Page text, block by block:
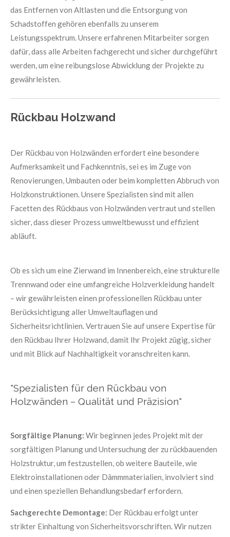
das Entfernen von Altlasten und die Entsorgung von
Schadstoffen gehören ebenfalls zu unserem
Leistungsspektrum. Unsere erfahrenen Mitarbeiter sorgen
dafür, dass alle Arbeiten fachgerecht und sicher durchgeführt
werden, um eine reibungslose Abwicklung der Projekte zu
gewährleisten.
Rückbau Holzwand
Der Rückbau von Holzwänden erfordert eine besondere
Aufmerksamkeit und Fachkenntnis, sei es im Zuge von
Renovierungen, Umbauten oder beim kompletten Abbruch von
Holzkonstruktionen. Unsere Spezialisten sind mit allen
Facetten des Rückbaus von Holzwänden vertraut und stellen
sicher, dass dieser Prozess umweltbewusst und effizient
abläuft.
Ob es sich um eine Zierwand im Innenbereich, eine strukturelle
Trennwand oder eine umfangreiche Holzverkleidung handelt
– wir gewährleisten einen professionellen Rückbau unter
Berücksichtigung aller Umweltauflagen und
Sicherheitsrichtlinien. Vertrauen Sie auf unsere Expertise für
den Rückbau Ihrer Holzwand, damit Ihr Projekt zügig, sicher
und mit Blick auf Nachhaltigkeit voranschreiten kann.
"Spezialisten für den Rückbau von
Holzwänden – Qualität und Präzision"
Sorgfältige Planung: Wir beginnen jedes Projekt mit der
sorgfältigen Planung und Untersuchung der zu rückbauenden
Holzstruktur, um festzustellen, ob weitere Bauteile, wie
Elektroinstallationen oder Dämmmaterialien, involviert sind
und einen speziellen Behandlungsbedarf erfordern.
Sachgerechte Demontage: Der Rückbau erfolgt unter
strikter Einhaltung von Sicherheitsvorschriften. Wir nutzen